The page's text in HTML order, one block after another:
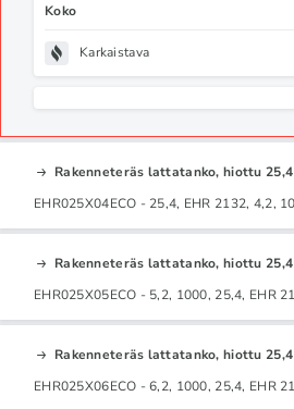
Koko
Karkaistava
Rakenneteräs lattatanko, hiottu
EHR025X04ECO - 25,4, EHR 2132, 4,2,
Rakenneteräs lattatanko, hiottu
EHR025X05ECO - 5,2, 1000, 25,4, EHR
Rakenneteräs lattatanko, hiottu
EHR025X06ECO - 6,2, 1000, 25,4, EHR